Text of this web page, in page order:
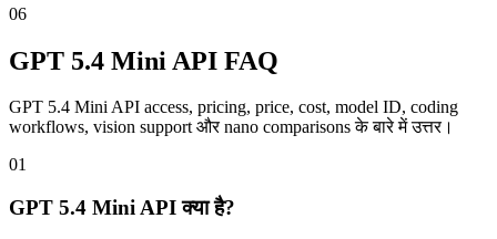
06
GPT 5.4 Mini API FAQ
GPT 5.4 Mini API access, pricing, price, cost, model ID, coding
workflows, vision support और nano comparisons के बारे में उत्तर।
01
GPT 5.4 Mini API क्या है?